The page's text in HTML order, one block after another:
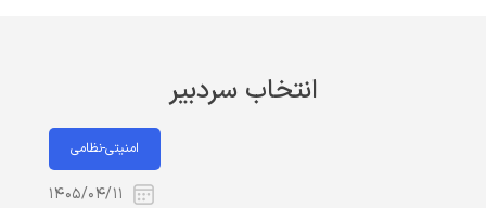
انتخاب سردبیر
امنیتی-نظامی
۱۴۰۵/۰۴/۱۱